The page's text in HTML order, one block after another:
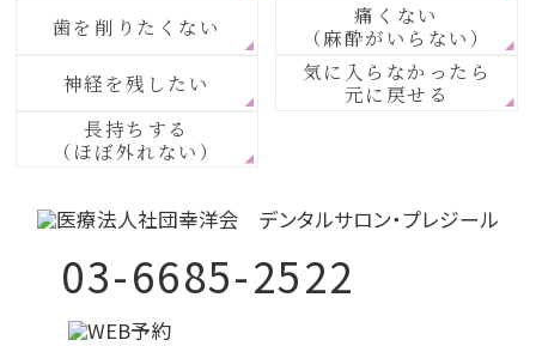
歯を削りたくない
痛くない
（麻酔がいらない）
神経を残したい
気に入らなかったら
元に戻せる
長持ちする
（ほぼ外れない）
03-6685-2522